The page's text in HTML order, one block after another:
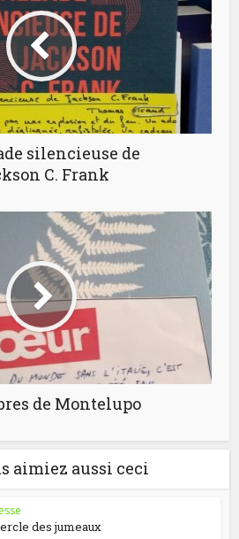
silencieuse de
C. Frank
de Montelupo
aimiez aussi ceci
des jumeaux